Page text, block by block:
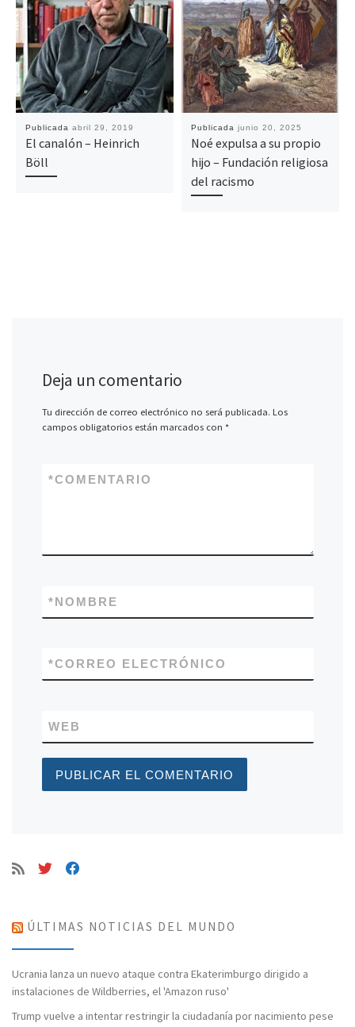
Publicada abril 29, 2019
El canalón – Heinrich
Böll
Publicada junio 20, 2025
Noé expulsa a su propio
hijo – Fundación religiosa
del racismo
Deja un comentario
Tu dirección de correo electrónico no será publicada. Los
campos obligatorios están marcados con *
COMENTARIO
*
NOMBRE
*
CORREO ELECTRÓNICO
*
WEB
ÚLTIMAS NOTICIAS DEL MUNDO
Ucrania lanza un nuevo ataque contra Ekaterimburgo dirigido a
instalaciones de Wildberries, el 'Amazon ruso'
Trump vuelve a intentar restringir la ciudadanía por nacimiento pese